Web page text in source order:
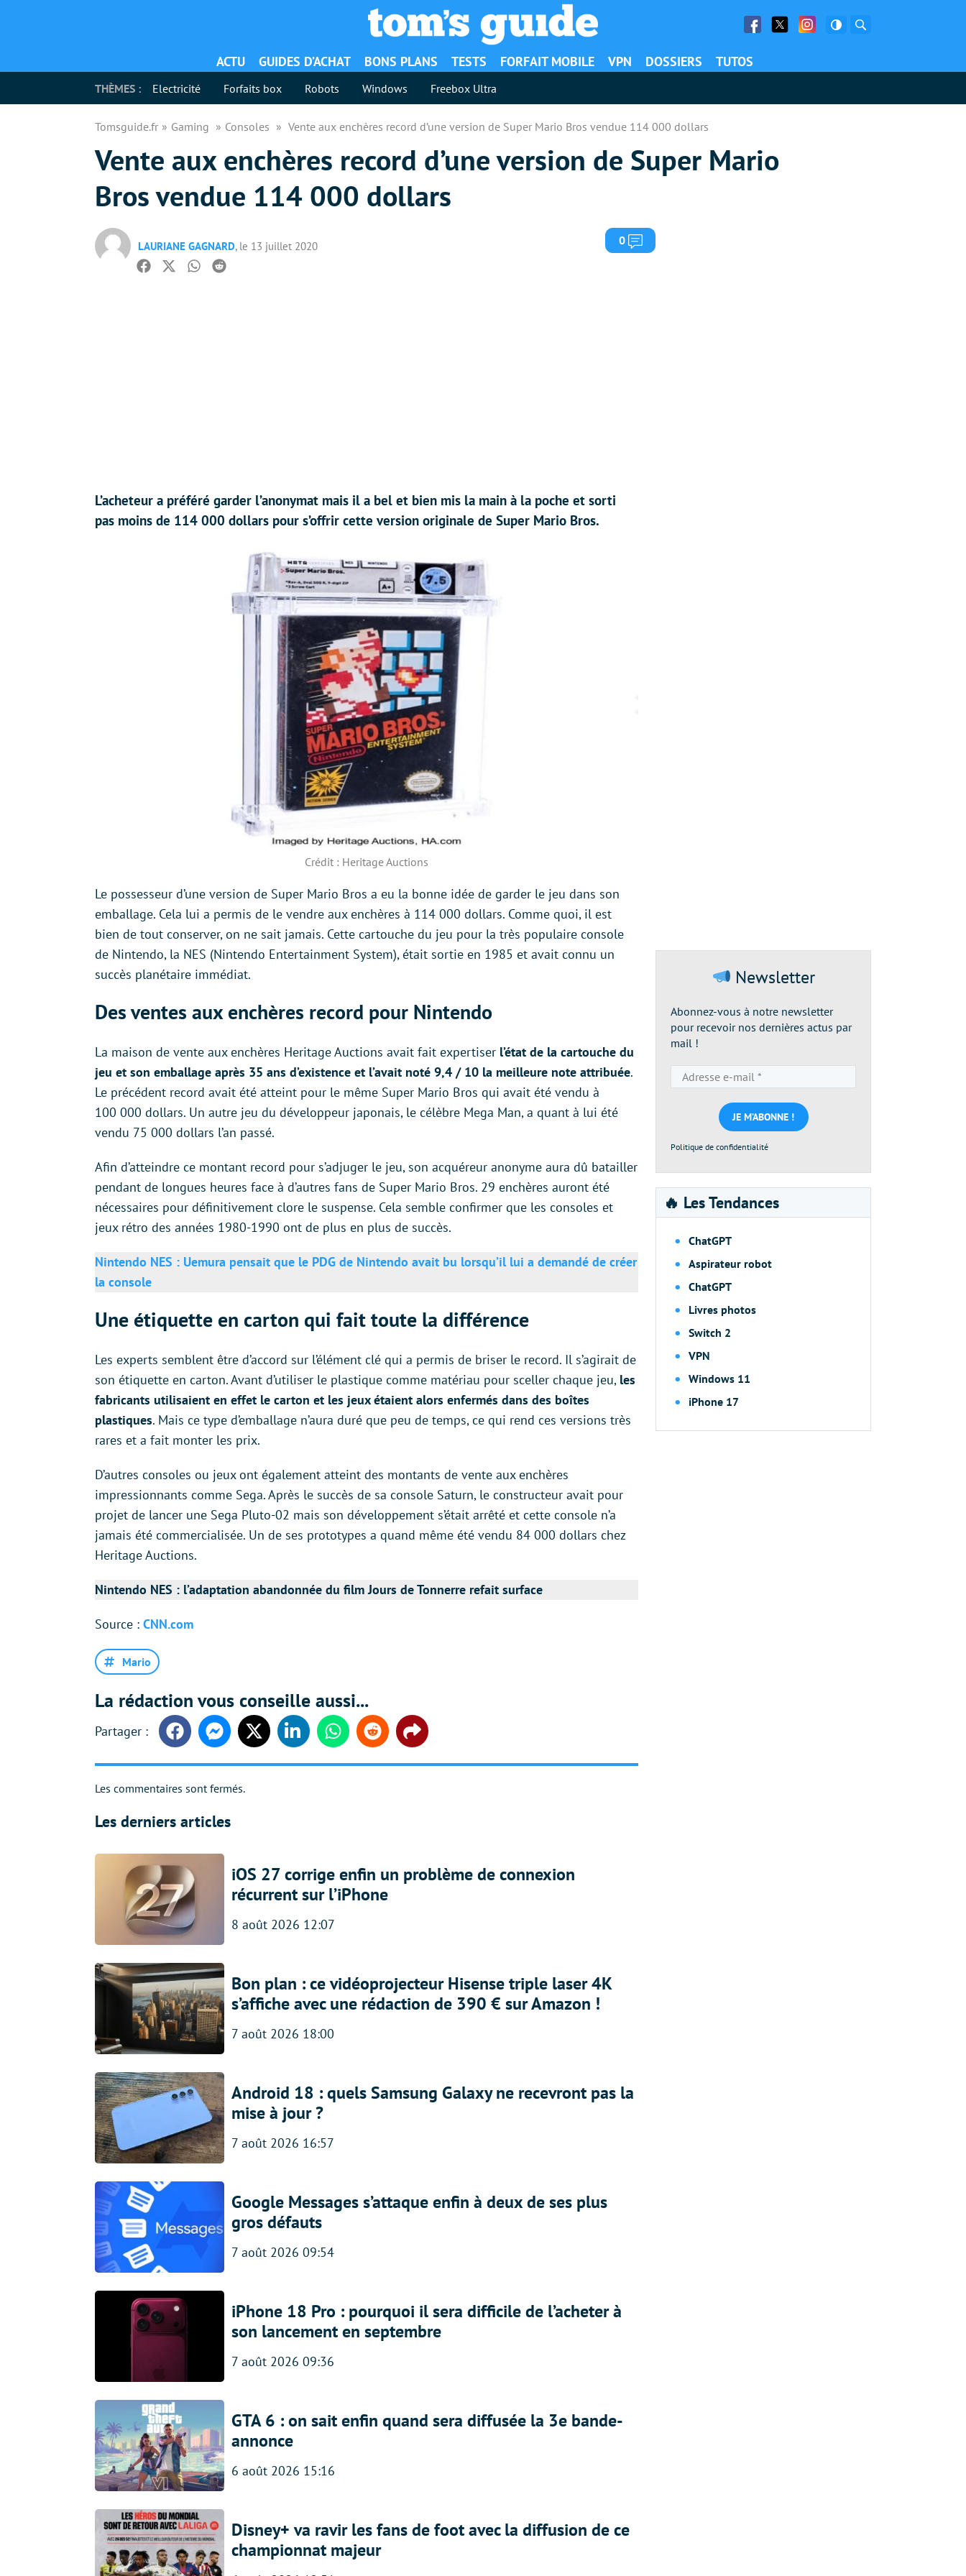
Facebook
Twitter Facebook
ACTU GUIDES D’ACHAT BONS PLANS TESTS FORFAIT MOBILE VPN DOSSIERS TUTOS
THÈMES : Electricité Forfaits box Robots Windows Freebox Ultra
Tomsguide.fr Gaming Consoles Vente aux enchères record d’une version de Super Mario Bros vendue 114 000 dollars
Vente aux enchères record d’une version de Super Mario
Bros vendue 114 000 dollars
LAURIANE GAGNARD, le 13 juillet 2020 0 Commentaires
Facebook
TwitterWhatsapp
Reddit
L’acheteur a préféré garder l’anonymat mais il a bel et bien mis la main à la poche et sorti
pas moins de 114 000 dollars pour s’offrir cette version originale de Super Mario Bros.
Crédit : Heritage Auctions
Le possesseur d’une version de Super Mario Bros a eu la bonne idée de garder le jeu dans son
emballage. Cela lui a permis de le vendre aux enchères à 114 000 dollars. Comme quoi, il est
bien de tout conserver, on ne sait jamais. Cette cartouche du jeu pour la très populaire console
de Nintendo, la NES (Nintendo Entertainment System), était sortie en 1985 et avait connu un
succès planétaire immédiat.
Des ventes aux enchères record pour Nintendo
La maison de vente aux enchères Heritage Auctions avait fait expertiser l’état de la cartouche du
jeu et son emballage après 35 ans d’existence et l’avait noté 9,4 / 10 la meilleure note attribuée.
Le précédent record avait été atteint pour le même Super Mario Bros qui avait été vendu à
100 000 dollars. Un autre jeu du développeur japonais, le célèbre Mega Man, a quant à lui été
vendu 75 000 dollars l’an passé.
Afin d’atteindre ce montant record pour s’adjuger le jeu, son acquéreur anonyme aura dû batailler
pendant de longues heures face à d’autres fans de Super Mario Bros. 29 enchères auront été
nécessaires pour définitivement clore le suspense. Cela semble confirmer que les consoles et
jeux rétro des années 1980-1990 ont de plus en plus de succès.
Nintendo NES : Uemura pensait que le PDG de Nintendo avait bu lorsqu’il lui a demandé de créer
la console
Une étiquette en carton qui fait toute la différence
Les experts semblent être d’accord sur l’élément clé qui a permis de briser le record. Il s’agirait de
son étiquette en carton. Avant d’utiliser le plastique comme matériau pour sceller chaque jeu, les
fabricants utilisaient en effet le carton et les jeux étaient alors enfermés dans des boîtes
plastiques. Mais ce type d’emballage n’aura duré que peu de temps, ce qui rend ces versions très
rares et a fait monter les prix.
D’autres consoles ou jeux ont également atteint des montants de vente aux enchères
impressionnants comme Sega. Après le succès de sa console Saturn, le constructeur avait pour
projet de lancer une Sega Pluto-02 mais son développement s’était arrêté et cette console n’a
jamais été commercialisée. Un de ses prototypes a quand même été vendu 84 000 dollars chez
Heritage Auctions.
Nintendo NES : l’adaptation abandonnée du film Jours de Tonnerre refait surface
Source : CNN.com
Mario
La rédaction vous conseille aussi...
FacebookMessengerTwitter LinkedinWhatsappReddit Share
Les commentaires sont fermés.
Les derniers articles
iOS 27 corrige enfin un problème de connexion
récurrent sur l’iPhone
8 août 2026 12:07
Bon plan : ce vidéoprojecteur Hisense triple laser 4K
s’affiche avec une rédaction de 390 € sur Amazon !
7 août 2026 18:00
Android 18 : quels Samsung Galaxy ne recevront pas la
mise à jour ?
7 août 2026 16:57
Google Messages s’attaque enfin à deux de ses plus
gros défauts
7 août 2026 09:54
iPhone 18 Pro : pourquoi il sera difficile de l’acheter à
son lancement en septembre
7 août 2026 09:36
GTA 6 : on sait enfin quand sera diffusée la 3e bande-
annonce
6 août 2026 15:16
Disney+ va ravir les fans de foot avec la diffusion de ce
championnat majeur
Newsletter
Abonnez-vous à notre newsletter
pour recevoir nos dernières actus par
mail !
e-
mail
*
Politique de confidentialité
🔥 Les Tendances
ChatGPT
Aspirateur robot
ChatGPT
Livres photos
Switch 2
VPN
Windows 11
iPhone 17